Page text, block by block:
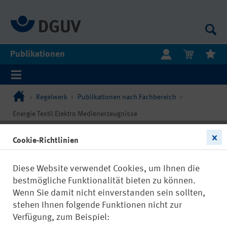
Publikationen
Regelwerk Publikationen nach Fachbereich
Energie Textil Elektro Medienerzeugnisse
Cookie-Richtlinien
Diese Website verwendet Cookies, um Ihnen die
bestmögliche Funktionalität bieten zu können.
Wenn Sie damit nicht einverstanden sein sollten,
stehen Ihnen folgende Funktionen nicht zur
Verfügung, zum Beispiel: